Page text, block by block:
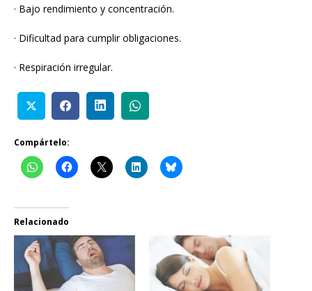
· Bajo rendimiento y concentración.
· Dificultad para cumplir obligaciones.
· Respiración irregular.
Compártelo:
Relacionado